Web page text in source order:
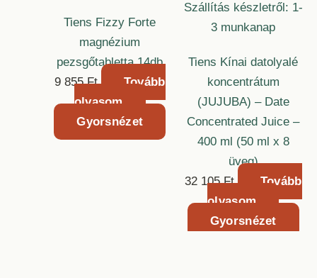
Tiens Fizzy Forte
magnézium
pezsgőtabletta 14db
9 855Ft
Tovább
olvasom
Gyorsnézet
Szállítás készletről: 1-
3 munkanap
Tiens Kínai datolyalé
koncentrátum
(JUJUBA) – Date
Concentrated Juice –
400 ml (50 ml x 8
üveg)
32 105Ft
Tovább
olvasom
Gyorsnézet